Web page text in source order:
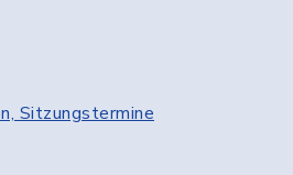
Sitzungstermine